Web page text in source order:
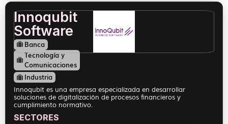
Innoqubit
Software
Banca
Tecnología y
Comunicaciones
Industria
Innoqubit es una empresa especializada en desarrollar
soluciones de digitalización de procesos financieros y
cumplimiento normativo.
SECTORES